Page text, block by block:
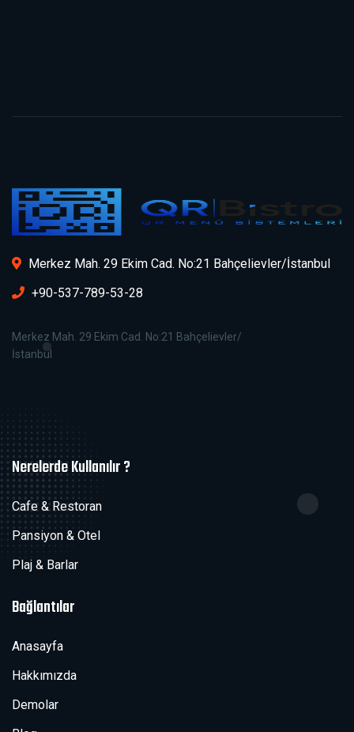
Merkez Mah. 29 Ekim Cad. No:21 Bahçelievler/İstanbul
+90-537-789-53-28
Merkez Mah. 29 Ekim Cad. No:21 Bahçelievler/
İstanbul
Nerelerde Kullanılır ?
Cafe & Restoran
Pansiyon & Otel
Plaj & Barlar
Bağlantılar
Anasayfa
Hakkımızda
Demolar